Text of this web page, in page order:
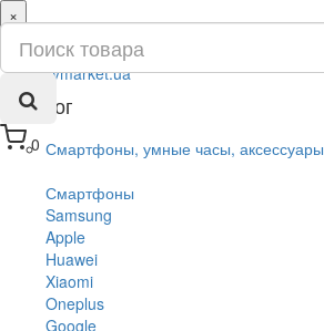
0
×
ru
ua
Каталог
Смартфоны, умные часы, аксессуары
Смартфоны
Samsung
Apple
Huawei
Xiaomi
Oneplus
Google